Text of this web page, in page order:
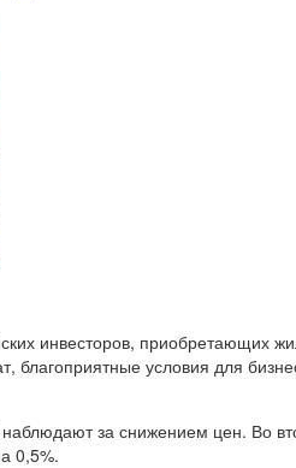
инвесторов, приобретающих
благоприятные условия для
за снижением цен. Во
0,5%.